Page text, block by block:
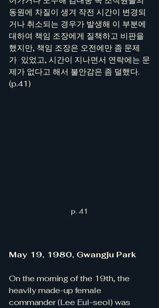
동원에 차질이 생겨 작전 시간이 변경되
거나 취소되는 경우가 발생해 이 부분에
대하여 책임 조장에게 질책하고 비판을
했지만, 책임 조장은 오전에만 좀 문제
가  있었고, 시간이 지나면서 연락에는 문
제가 없다고 해서 불안감은 좀 덜했다.
(p.41)
p. 41
May 19, 1980, Gwangju Park
On the morning of the 19th, the
heavily made-up female
commander (Lee Eul-seol) was